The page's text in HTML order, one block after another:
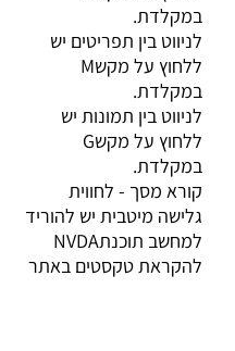
במקלדת.
לניווט בין תפריטים יש
ללחוץ על מקשM
במקלדת.
לניווט בין תמונות יש
ללחוץ על מקשG
במקלדת.
קורא מסך - לחווית
גלישה מיטבית יש להוריד
למחשב תוכנתNVDA
להקראת טקסטים באתר